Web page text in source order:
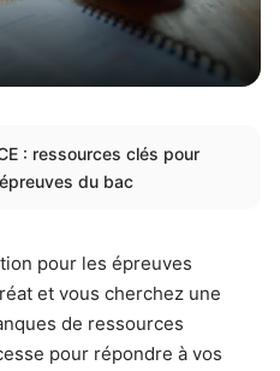
: ressources clés pour
du bac
pour les épreuves
et vous cherchez une
de ressources
pour répondre à vos